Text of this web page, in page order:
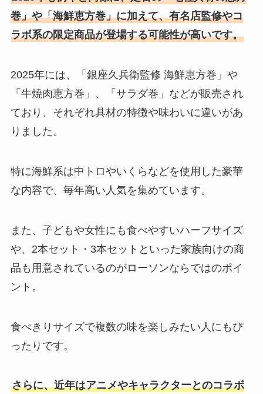
巻」や「海鮮恵方巻」に加えて、有名店監修やコ
ラボ系の限定商品が登場する可能性が高いです。
2025年には、「銀座久兵衛監修 海鮮恵方巻」や
「牛焼肉恵方巻」、「サラダ巻」などが販売され
ており、それぞれ具材の特徴や味わいに違いがあ
りました。
特に海鮮系は中トロやいくらなどを使用した豪華
な内容で、毎年高い人気を集めています。
また、子どもや女性にも食べやすいハーフサイズ
や、2本セット・3本セットといった家族向けの商
品も用意されているのがローソンならではのポイ
ント。
食べきりサイズで複数の味を楽しみたい人にもぴ
ったりです。
さらに、近年はアニメやキャラクターとのコラボ